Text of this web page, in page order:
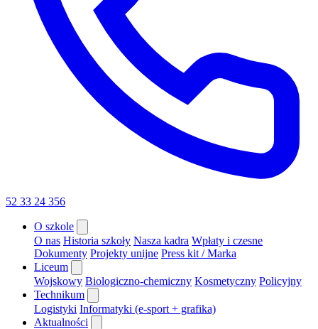
52 33 24 356
O szkole
O nas Historia szkoły Nasza kadra Wpłaty i czesne
Dokumenty Projekty unijne Press kit / Marka
Liceum
Wojskowy Biologiczno-chemiczny Kosmetyczny Policyjny
Technikum
Logistyki Informatyki (e-sport + grafika)
Aktualności